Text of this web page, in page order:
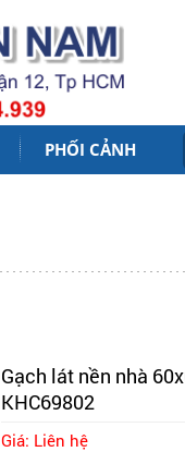
PHỐI CẢNH
Gạch lát nền nhà
KHC69802
Giá: Liên hệ